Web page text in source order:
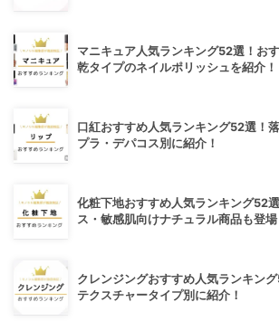
マニキュア人気ランキング52選！お
乾タイプのネイルポリッシュを紹介！
口紅おすすめ人気ランキング52選！
プラ・デパコス別に紹介！
化粧下地おすすめ人気ランキング52
ス・敏感肌向けナチュラル商品も登場
クレンジングおすすめ人気ランキン
テクスチャータイプ別に紹介！